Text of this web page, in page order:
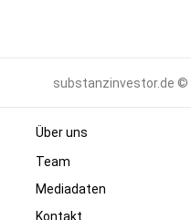
substanzinvestor.de ©
Über uns
Team
Mediadaten
Kontakt